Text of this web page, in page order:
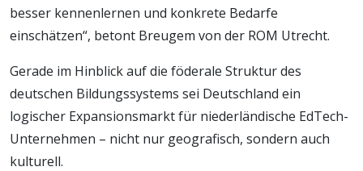
besser kennenlernen und konkrete Bedarfe
einschätzen“, betont Breugem von der ROM Utrecht.
Gerade im Hinblick auf die föderale Struktur des
deutschen Bildungssystems sei Deutschland ein
logischer Expansionsmarkt für niederländische EdTech-
Unternehmen – nicht nur geografisch, sondern auch
kulturell.